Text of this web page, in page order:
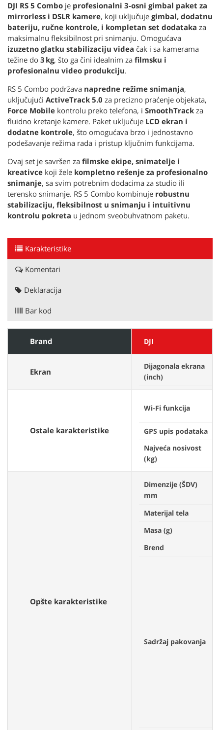
DJI RS 5 Combo je profesionalni 3-osni gimbal paket za
mirrorless i DSLR kamere, koji uključuje gimbal, dodatnu
bateriju, ručne kontrole, i kompletan set dodataka za
maksimalnu fleksibilnost pri snimanju. Omogućava
izuzetno glatku stabilizaciju videa čak i sa kamerama
težine do 3 kg, što ga čini idealnim za filmsku i
profesionalnu video produkciju.
RS 5 Combo podržava napredne režime snimanja,
uključujući ActiveTrack 5.0 za precizno praćenje objekata,
Force Mobile kontrolu preko telefona, i SmoothTrack za
fluidno kretanje kamere. Paket uključuje LCD ekran i
dodatne kontrole, što omogućava brzo i jednostavno
podešavanje režima rada i pristup ključnim funkcijama.
Ovaj set je savršen za filmske ekipe, snimatelje i
kreativce koji žele kompletno rešenje za profesionalno
snimanje, sa svim potrebnim dodacima za studio ili
terensko snimanje. RS 5 Combo kombinuje robustnu
stabilizaciju, fleksibilnost u snimanju i intuitivnu
kontrolu pokreta u jednom sveobuhvatnom paketu.
Karakteristike
Komentari
Deklaracija
Bar kod
Brand DJI
Ekran
Dijagonala ekrana
(inch)
Ostale karakteristike
Wi-Fi funkcija
GPS upis podataka
Najveća nosivost
(kg)
Opšte karakteristike
Dimenzije (ŠDV)
mm
Materijal tela
Masa (g)
Brend
Sadržaj pakovanja